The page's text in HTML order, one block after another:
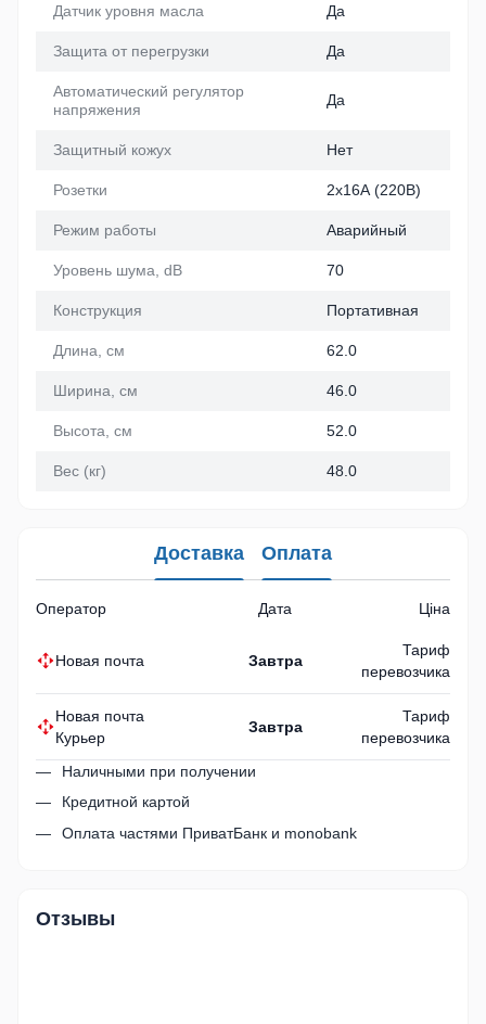
Датчик уровня масла Да
Защита от перегрузки Да
Автоматический регулятор
напряжения
Да
Защитный кожух Нет
Розетки 2х16А (220В)
Режим работы Аварийный
Уровень шума, dB 70
Конструкция Портативная
Длина, см 62.0
Ширина, см 46.0
Высота, см 52.0
Вес (кг) 48.0
Доставка Оплата
Оператор Дата Ціна
Новая почта Завтра
Тариф
перевозчика
Новая почта
Курьер
Завтра
Тариф
перевозчика
Наличными при получении
Кредитной картой
Оплата частями ПриватБанк и monobank
Отзывы